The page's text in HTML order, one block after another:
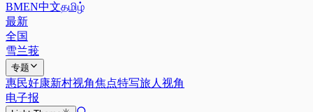
BMEN中文தமிழ்
最新
全国
雪兰莪
专题
惠民好康新村视角焦点特写旅人视角
电子报